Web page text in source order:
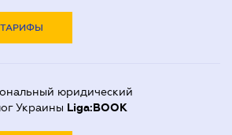
ТАРИФЫ
юридический
Украины Liga:BOOK